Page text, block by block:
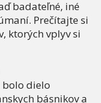
badateľné, iné
Prečítajte si
ktorých vplyv si
dielo
básnikov a